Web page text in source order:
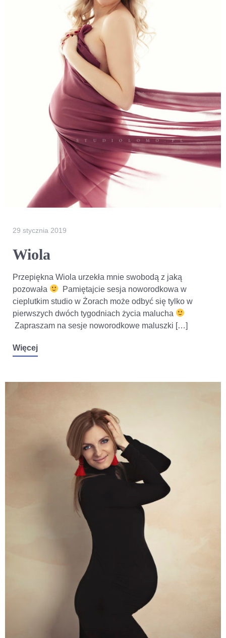
29 stycznia 2019
Wiola
Przepiękna Wiola urzekła mnie swobodą z jaką
pozowała
Pamiętajcie sesja noworodkowa w
cieplutkim studio w Żorach może odbyć się tylko w
pierwszych dwóch tygodniach życia malucha
Zapraszam na sesje noworodkowe maluszki […]
Więcej